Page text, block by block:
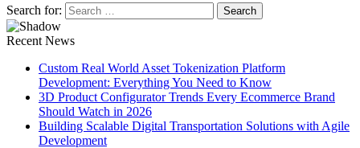
Search for:
Recent News
Custom Real World Asset Tokenization Platform
Development: Everything You Need to Know
3D Product Configurator Trends Every Ecommerce Brand
Should Watch in 2026
Building Scalable Digital Transportation Solutions with Agile
Development